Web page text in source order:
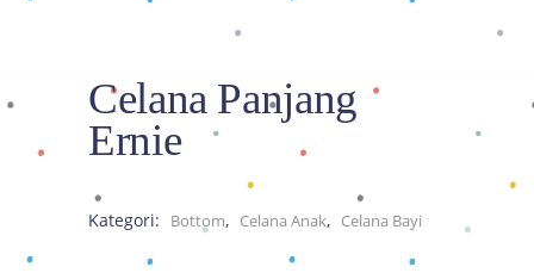
Celana Panjang
Ernie
Kategori: Bottom, Celana Anak, Celana Bayi